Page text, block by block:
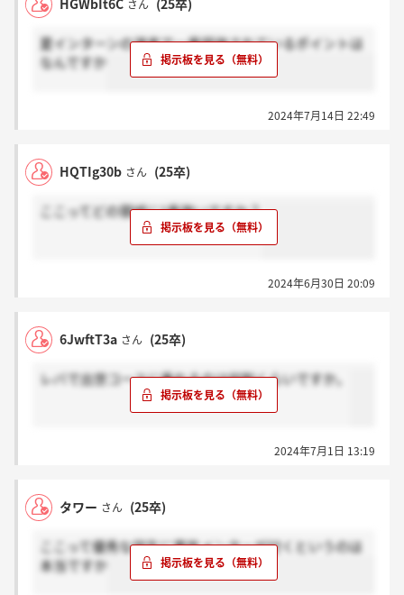
HGWbIt6C さん (25卒)
夏インターンの選考で一番評価されているポイントは
なんですか
2024年7月14日 22:49
HQTIg30b さん (25卒)
ここってどの領域に1番強いですか？
2024年6月30日 20:09
6JwftT3a さん (25卒)
レバで出世コースに乗れるのは何割くらいですか。
2024年7月1日 13:19
タワー さん (25卒)
ここって優秀な学生に異性メンターが付くというのは
本当ですか